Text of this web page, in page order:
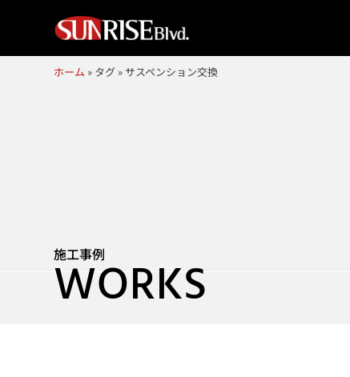
ホーム » タグ » サスペンション交換
施工事例
WORKS